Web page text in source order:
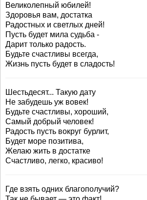
Великолепный юбилей!
Здоровья вам, достатка
Радостных и светлых дней!
Пусть будет мила судьба -
Дарит только радость.
Будьте счастливы всегда,
Жизнь пусть будет в сладость!
Шестьдесят... Такую дату
Не забудешь уж вовек!
Будьте счастливы, хороший,
Самый добрый человек!
Радость пусть вокруг бурлит,
Будет море позитива,
Желаю жить в достатке
Счастливо, легко, красиво!
Где взять одних благополучий?